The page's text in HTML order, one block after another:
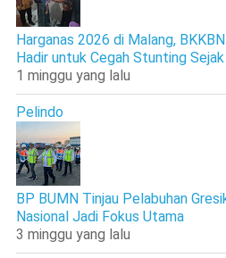
Harganas 2026 di Malang,
Hadir untuk Cegah Stunting Sejak
1 minggu yang lalu
Pelindo
BP BUMN Tinjau Pelabuhan
Nasional Jadi Fokus Utama
3 minggu yang lalu